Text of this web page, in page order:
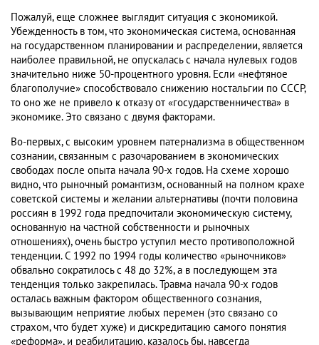
Пожалуй, еще сложнее выглядит ситуация с экономикой.
Убежденность в том, что экономическая система, основанная
на государственном планировании и распределении, является
наиболее правильной, не опускалась с начала нулевых годов
значительно ниже 50-процентного уровня. Если «нефтяное
благополучие» способствовало снижению ностальгии по СССР,
то оно же не привело к отказу от «государственничества» в
экономике. Это связано с двумя факторами.
Во-первых, с высоким уровнем патернализма в общественном
сознании, связанным с разочарованием в экономических
свободах после опыта начала 90-х годов. На схеме хорошо
видно, что рыночный романтизм, основанный на полном крахе
советской системы и желании альтернативы (почти половина
россиян в 1992 года предпочитали экономическую систему,
основанную на частной собственности и рыночных
отношениях), очень быстро уступил место противоположной
тенденции. С 1992 по 1994 годы количество «рыночников»
обвально сократилось с 48 до 32%, а в последующем эта
тенденция только закрепилась. Травма начала 90-х годов
осталась важным фактором общественного сознания,
вызывающим неприятие любых перемен (это связано со
страхом, что будет хуже) и дискредитацию самого понятия
«реформа», и реабилитацию, казалось бы, навсегда